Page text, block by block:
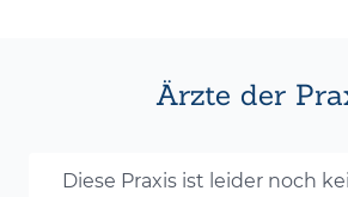
Ärzte der
Diese Praxis ist leider noch